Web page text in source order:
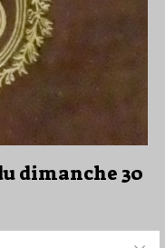
dimanche 30